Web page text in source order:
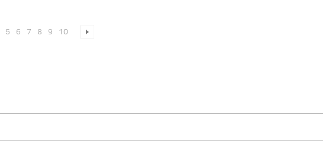
5 6 7 8 9 10